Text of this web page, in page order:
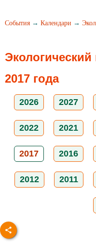
События → Календари →
2017 года
2026 2027
2022 2021
2017 2016
2012 2011